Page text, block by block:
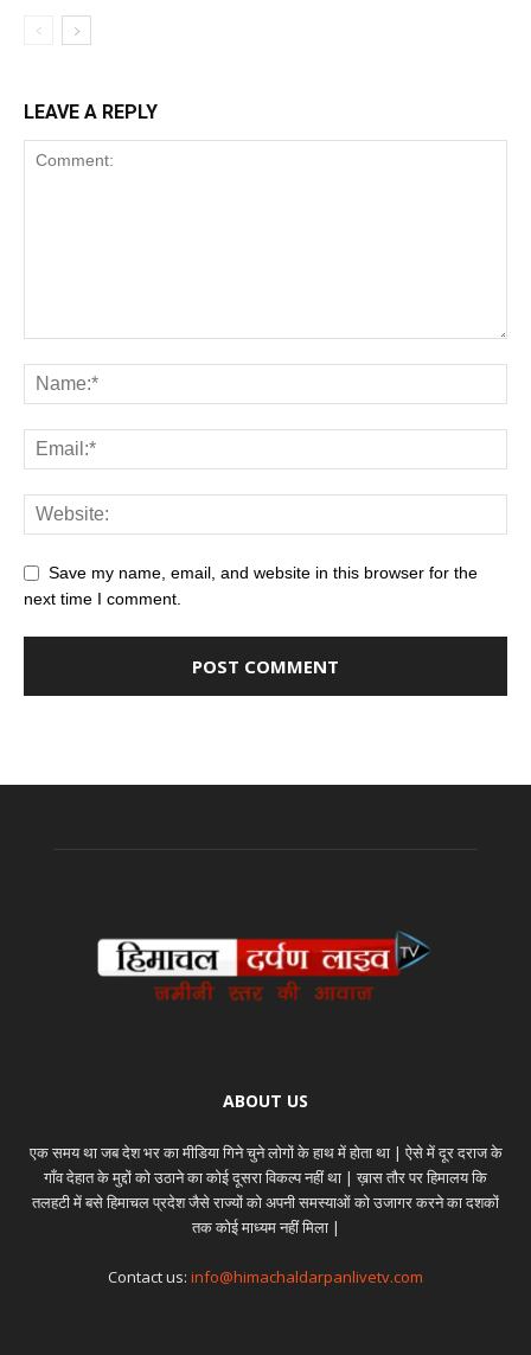
LEAVE A REPLY
Save my name, email, and website in this browser for the
next time I comment.
ABOUT US
एक समय था जब देश भर का मीडिया गिने चुने लोगों के हाथ में होता था | ऐसे में दूर दराज के
गाँव देहात के मुद्दों को उठाने का कोई दूसरा विकल्प नहीं था | ख़ास तौर पर हिमालय कि
तलहटी में बसे हिमाचल प्रदेश जैसे राज्यों को अपनी समस्याओं को उजागर करने का दशकों
तक कोई माध्यम नहीं मिला |
Contact us: info@himachaldarpanlivetv.com